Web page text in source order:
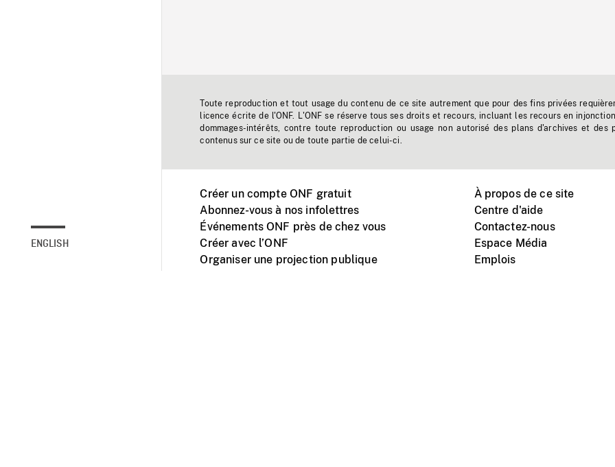
ENGLISH
Toute reproduction et tout usage du contenu de ce site autrement que pour des fins privées
licence écrite de l'ONF. L'ONF se réserve tous ses droits et recours, incluant les recours en
dommages-intérêts, contre toute reproduction ou usage non autorisé des plans d'archives et des
contenus sur ce site ou de toute partie de celui-ci.
Créer un compte ONF gratuit
Abonnez-vous à nos infolettres
Événements ONF près de chez vous
Créer avec l’ONF
Organiser une projection publique
À propos de ce site
Centre d'aide
Contactez-nous
Espace Média
Emplois